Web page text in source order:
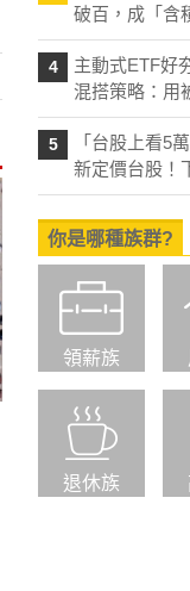
破百，成「含
4
主動式ETF好
混搭策略：用
5
「台股上看5
新定價台股！
你是哪種族群?
領薪族
退休族